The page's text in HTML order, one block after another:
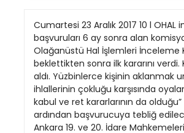
Cumhuriyet Ankara
Cumhuriyet Büyük
Taaruz
Cumhuriyet
Cumartesi
Cumhuriyet Çevre
2013
2011
2010
2009
Cumartesi 23 Aralık 2017 10 l OHAL inceleme Komisyonu 1 yıl sonunda İlk karar Kuruluşundan 4 ay sonra çalışmaya başlayan ve ilk başvuruları 6 ay sonra alan komisyon, 1 yılın sonunda ‘kabul ve ret’ kararlarını verdi 23Ocak 2017 tarihli OHAL KHK’si ile kurulan, Olağanüstü Hal İşlemleri İnceleme Komisyonu, OHAL uygulamalarından haksız yere etkilendiğini düşünen binlerce insanı yaklaşık 1 yıl beklettikten sonra ilk kararını verdi. Kurulduktan 4 ay sonra çalışmaya başlayan komisyon, ilk başvurularını da kurulduktan 6 ay sonra aldı. Yüzbinlerce kişinin aklanmak umuduyla beklediği komisyon ilk kararlarını dün verdi. Muhalefetten çalışmadığı, OHAL’deki hak ihlallerinin çokluğu karşısında oyalamak için kurulduğu itirazlarının artması üzerine yapılan açıklamada sadece “Alınan kararlar arasında kabul ve ret kararlarının da olduğu” belirtildi. Karar sayısı veya dosya içeriği ile ilgili bilgi verilmedi. Kararlar önce ihraç edilen kuruma, ardından başvurucuya tebliğ edilecek. Ret kararı alan başvurucunun, kararın kendisine tebliğ edildiği tarihten itibaren 60 gün içinde Ankara 19. ve 20. İdare Mahkemeleri’ne itiraz başvurusunda bulunması gerektiği belirtildi. Başvurusu kabul edilenlerin ise kamudaki eski statülerine ve unvanlarına uygun kadro ve po ‘Sadece ihbarlarla değil belgelerle’ Komisyonun ilk kararlarını cuma namazı çıkışında değerlendiren Başbakan Binali Yıldırım, “Bundan sonra ellerindeki dosyaları gündemlerine göre ele almaya devam edecekler. Çok güçlü bir ekibi var, çok kapsamlı çalışma yapıyorlar. Sadece duyumlarla kanaatlerle ihbarlarla değil, aynı zamanda belgelerle bilgilerle mahkemelerin de esas aldığı kıstaslar çerçevesinde titiz bir çalışma yürütüyorlar. Bu ne getirecek? Eğer itirazı reddedilenler varsa bunlara yargı yolu açılıyor” dedi. zisyonlara 15 gün içinde atanabileceği ifade edildi. Açıklamada, “Komisyona yapılan başvuru sayısı 103 bin 276’dır. Kurumlardan intikal eden personel dosyaları, mahkeme dosyaları ve eski başvurularla birlikte toplam 212 bin 554 evrakın tasnif, kayıt ve arşivleme işlemi tamamlanmıştır” dendi. l ANKARA / Cumhuriyet petek: Bütün belgeler iletildi TBMM Darbe Araştırma Komisyonu Başkanı Reşat Petek, muhalefete komisyona gelen bütün belgelerin elektronik ortamda verildiğini belirterek, “Fiziki ortamda gelen ve eposta ekinde gönderilemeyecek büyüklükte cevabi yazıların büromuzdan alınabileceği epostayla üyelere bildirilmiştir” diye konuştu. CHP;, Darbe Komisyonu’na gelen 16 belgenin kendilerine verilmediğini tespit edildiğini belirlerken; komisyon başkanı Reşat Petek, komisyona gelen bütün belgelerin muhalefete iletildiğini ifade etti. Petek TBMM’de yaptığı basın